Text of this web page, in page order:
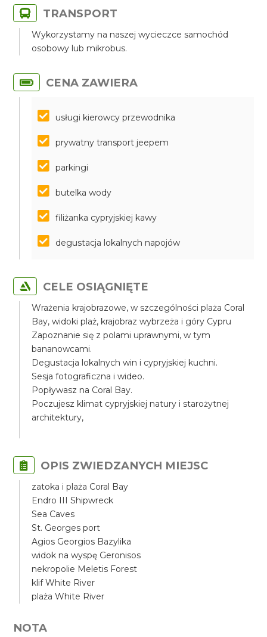
TRANSPORT
Wykorzystamy na naszej wycieczce samochód
osobowy lub mikrobus.
CENA ZAWIERA
usługi kierowcy przewodnika
prywatny transport jeepem
parkingi
butelka wody
filiżanka cypryjskiej kawy
degustacja lokalnych napojów
CELE OSIĄGNIĘTE
Wrażenia krajobrazowe, w szczególności plaża Coral
Bay, widoki plaż, krajobraz wybrzeża i góry Cypru
Zapoznanie się z polami uprawnymi, w tym
bananowcami.
Degustacja lokalnych win i cypryjskiej kuchni.
Sesja fotograficzna i wideo.
Popływasz na Coral Bay.
Poczujesz klimat cypryjskiej natury i starożytnej
architektury,
OPIS ZWIEDZANYCH MIEJSC
zatoka i plaża Coral Bay
Endro III Shipwreck
Sea Caves
St. Georges port
Agios Georgios Bazylika
widok na wyspę Geronisos
nekropolie Meletis Forest
klif White River
plaża White River
NOTA